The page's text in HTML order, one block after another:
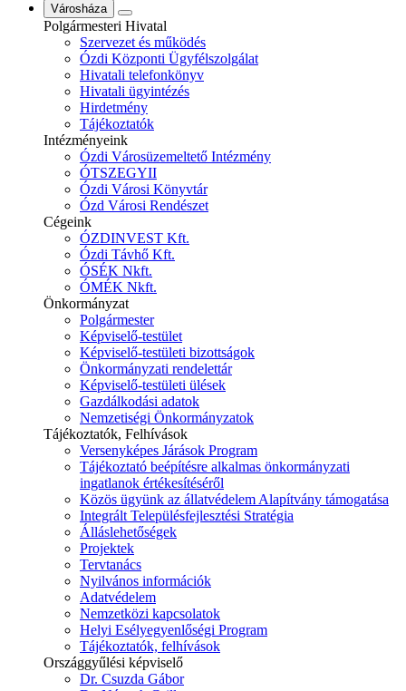
Városháza
Polgármesteri Hivatal
Szervezet és működés
Ózdi Központi Ügyfélszolgálat
Hivatali telefonkönyv
Hivatali ügyintézés
Hirdetmény
Tájékoztatók
Intézményeink
Ózdi Városüzemeltető Intézmény
ÓTSZEGYII
Ózdi Városi Könyvtár
Ózd Városi Rendészet
Cégeink
ÓZDINVEST Kft.
Ózdi Távhő Kft.
ÓSÉK Nkft.
ÓMÉK Nkft.
Önkormányzat
Polgármester
Képviselő-testület
Képviselő-testületi bizottságok
Önkormányzati rendelettár
Képviselő-testületi ülések
Gazdálkodási adatok
Nemzetiségi Önkormányzatok
Tájékoztatók, Felhívások
Versenyképes Járások Program
Tájékoztató beépítésre alkalmas önkormányzati
ingatlanok értékesítéséről
Közös ügyünk az állatvédelem Alapítvány támogatása
Integrált Településfejlesztési Stratégia
Álláslehetőségek
Projektek
Tervtanács
Nyilvános információk
Adatvédelem
Nemzetközi kapcsolatok
Helyi Esélyegyenlőségi Program
Tájékoztatók, felhívások
Országgyűlési képviselő
Dr. Csuzda Gábor